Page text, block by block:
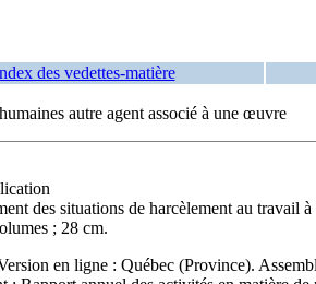
des vedettes-matière
autre agent associé à une œuvre
des situations de harcèlement au travail
; 28 cm.
en ligne : Québec (Province).